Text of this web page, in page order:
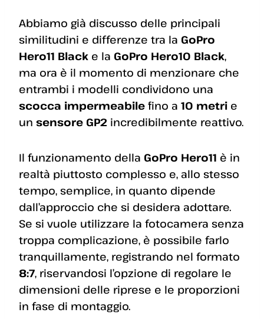
Abbiamo già discusso delle principali
similitudini e differenze tra la GoPro
Hero11 Black e la GoPro Hero10 Black,
ma ora è il momento di menzionare che
entrambi i modelli condividono una
scocca impermeabile fino a 10 metri e
un sensore GP2 incredibilmente reattivo.
Il funzionamento della GoPro Hero11 è in
realtà piuttosto complesso e, allo stesso
tempo, semplice, in quanto dipende
dall’approccio che si desidera adottare.
Se si vuole utilizzare la fotocamera senza
troppa complicazione, è possibile farlo
tranquillamente, registrando nel formato
8:7, riservandosi l’opzione di regolare le
dimensioni delle riprese e le proporzioni
in fase di montaggio.